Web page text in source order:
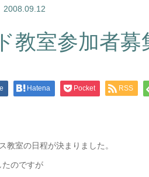
2008.09.12
教室参加者募
Hatena Pocket RSS
教室の日程が決まりました。
たのですが